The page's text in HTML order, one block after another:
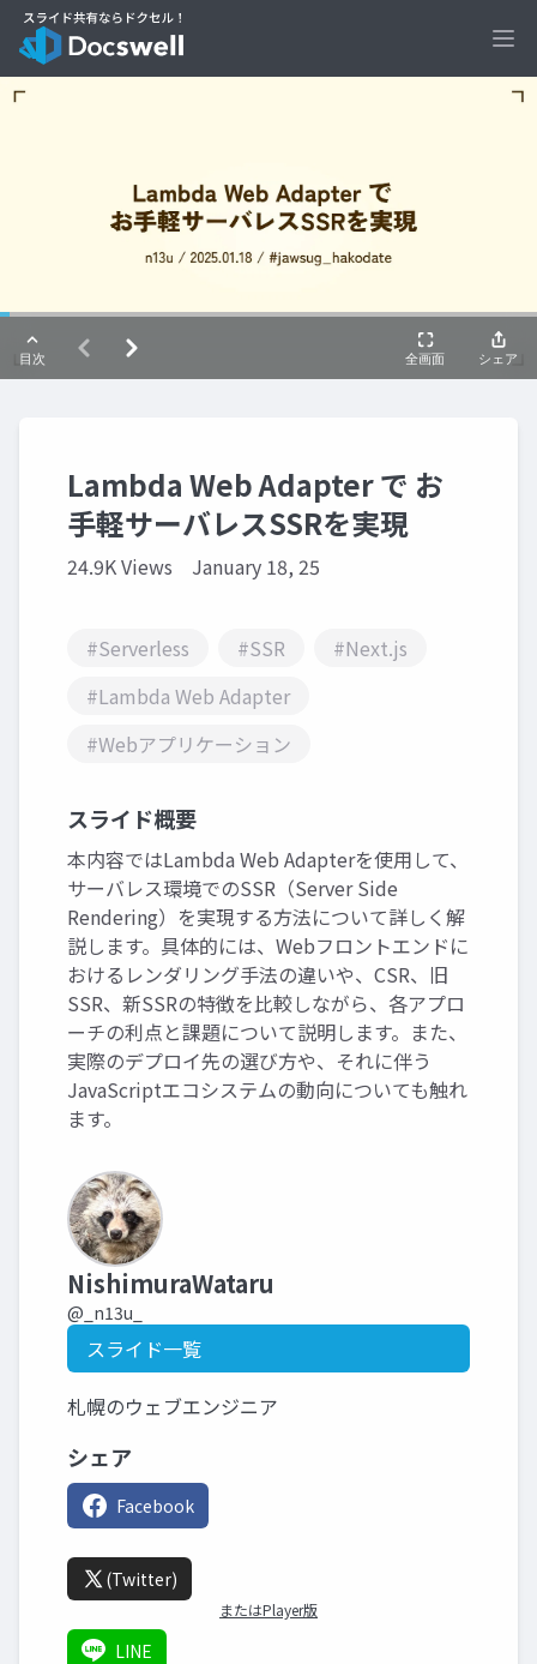
Lambda Web Adapter で お
手軽サーバレスSSRを実現
24.9K Views January 18, 25
#Serverless #SSR
#Next.js
#Lambda Web Adapter
#Webアプリケーション
スライド概要
本内容ではLambda Web Adapterを使用して、
サーバレス環境でのSSR（Server Side
Rendering）を実現する方法について詳しく解
説します。具体的には、Webフロントエンドに
おけるレンダリング手法の違いや、CSR、旧
SSR、新SSRの特徴を比較しながら、各アプロ
ーチの利点と課題について説明します。また、
実際のデプロイ先の選び方や、それに伴う
JavaScriptエコシステムの動向についても触れ
ます。
NishimuraWataru
@_n13u_
スライド一覧
札幌のウェブエンジニア
シェア
Facebook
(Twitter)
またはPlayer版
LINE